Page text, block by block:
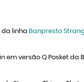
da linha Banpresto
em versão Q Posket da